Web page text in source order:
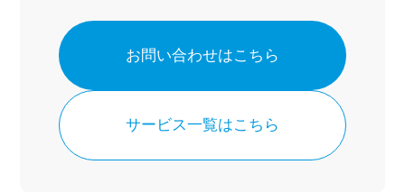
お問い合わせはこちら
サービス一覧はこちら